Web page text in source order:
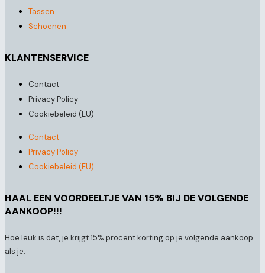
Tassen
Schoenen
KLANTENSERVICE
Contact
Privacy Policy
Cookiebeleid (EU)
Contact
Privacy Policy
Cookiebeleid (EU)
HAAL EEN VOORDEELTJE VAN 15% BIJ DE VOLGENDE
AANKOOP!!!
Hoe leuk is dat, je krijgt 15% procent korting op je volgende aankoop
als je: